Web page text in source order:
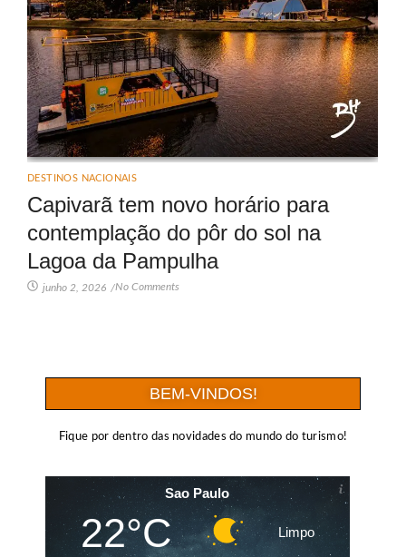
DESTINOS NACIONAIS
Capivarã tem novo horário para
contemplação do pôr do sol na
Lagoa da Pampulha
junho 2, 2026 /No Comments
BEM-VINDOS!
Fique por dentro das novidades do mundo do turismo!
Sao Paulo
22°C Limpo